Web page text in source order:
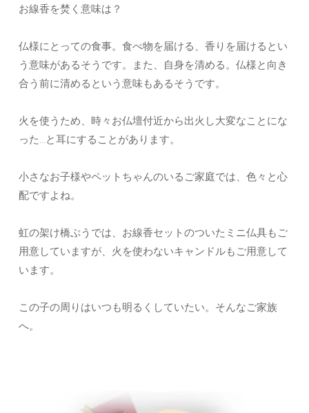
お線香を焚く意味は？
仏様にとっての食事。食べ物を届ける、香りを届けるとい
う意味があるそうです。また、自身を清める。仏様と向き
合う前に清めるという意味もあるそうです。
火を使うため、時々お仏壇付近から出火し大変なことにな
った…と耳にすることがあります。
小さなお子様やペットちゃんのいるご家庭では、色々と心
配ですよね。
虹の架け橋ぷうでは、お線香セットのついたミニ仏具もご
用意していますが、火を使わないキャンドルもご用意して
います。
この子の周りはいつも明るくしていたい。そんなご家族
へ。